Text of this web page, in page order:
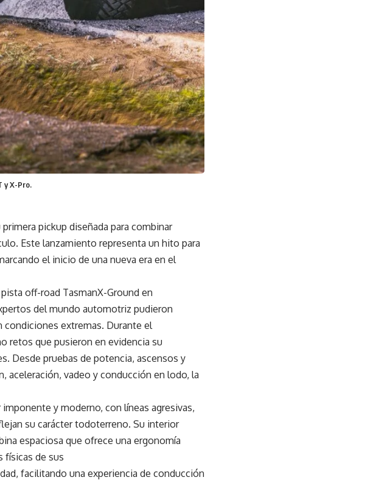
y X-Pro.
pickup diseñada para combinar
Este lanzamiento representa un hito para
el inicio de una nueva era en el
off-road TasmanX-Ground en
del mundo automotriz pudieron
condiciones extremas. Durante el
retos que pusieron en evidencia su
Desde pruebas de potencia, ascensos y
aceleración, vadeo y conducción en lodo, la
y moderno, con líneas agresivas,
su carácter todoterreno. Su interior
espaciosa que ofrece una ergonomía
físicas de sus
facilitando una experiencia de conducción